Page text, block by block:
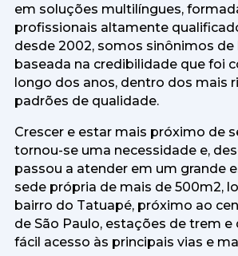
em soluções multilíngues,
profissionais altamente
desde 2002, somos sinônimos de
baseada na credibilidade que foi
longo dos anos, dentro dos mais
padrões de qualidade.
Crescer e estar mais próximo de
tornou-se uma necessidade e,
passou a atender em um grande
sede própria de mais de 500m2,
bairro do Tatuapé, próximo ao
de São Paulo, estações de trem
fácil acesso às principais vias e